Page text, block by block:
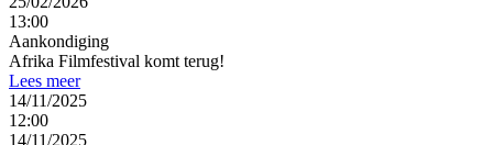
13:00
Aankondiging
Afrika Filmfestival komt terug!
Lees meer
14/11/2025
12:00
14/11/2025